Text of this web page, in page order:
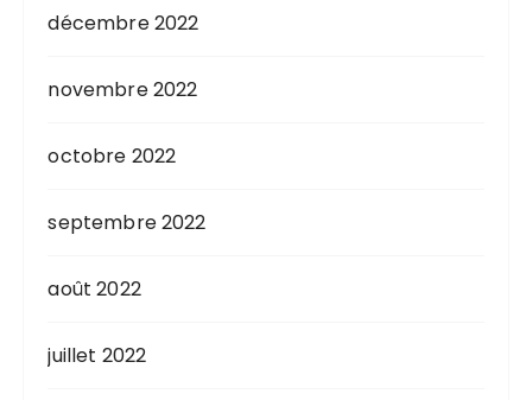
décembre 2022
novembre 2022
octobre 2022
septembre 2022
août 2022
juillet 2022